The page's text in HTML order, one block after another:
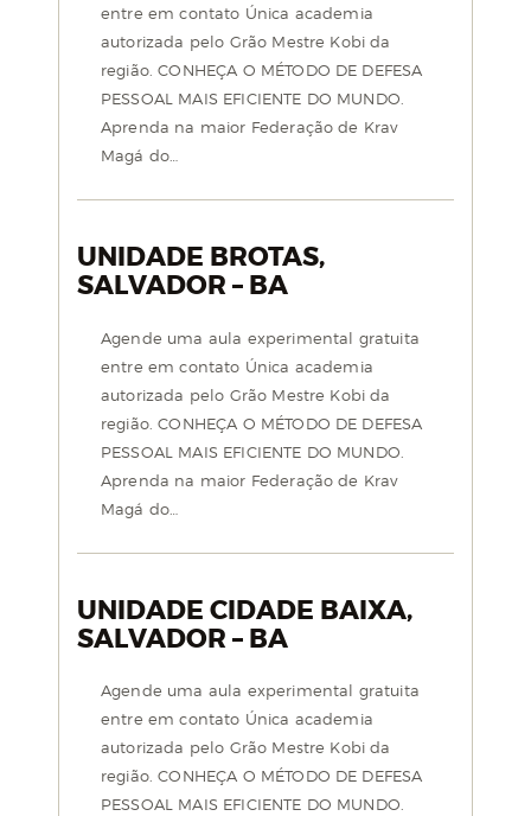
entre em contato Única academia
autorizada pelo Grão Mestre Kobi da
região. CONHEÇA O MÉTODO DE DEFESA
PESSOAL MAIS EFICIENTE DO MUNDO.
Aprenda na maior Federação de Krav
Magá do…
UNIDADE BROTAS,
SALVADOR – BA
Agende uma aula experimental gratuita
entre em contato Única academia
autorizada pelo Grão Mestre Kobi da
região. CONHEÇA O MÉTODO DE DEFESA
PESSOAL MAIS EFICIENTE DO MUNDO.
Aprenda na maior Federação de Krav
Magá do…
UNIDADE CIDADE BAIXA,
SALVADOR – BA
Agende uma aula experimental gratuita
entre em contato Única academia
autorizada pelo Grão Mestre Kobi da
região. CONHEÇA O MÉTODO DE DEFESA
PESSOAL MAIS EFICIENTE DO MUNDO.